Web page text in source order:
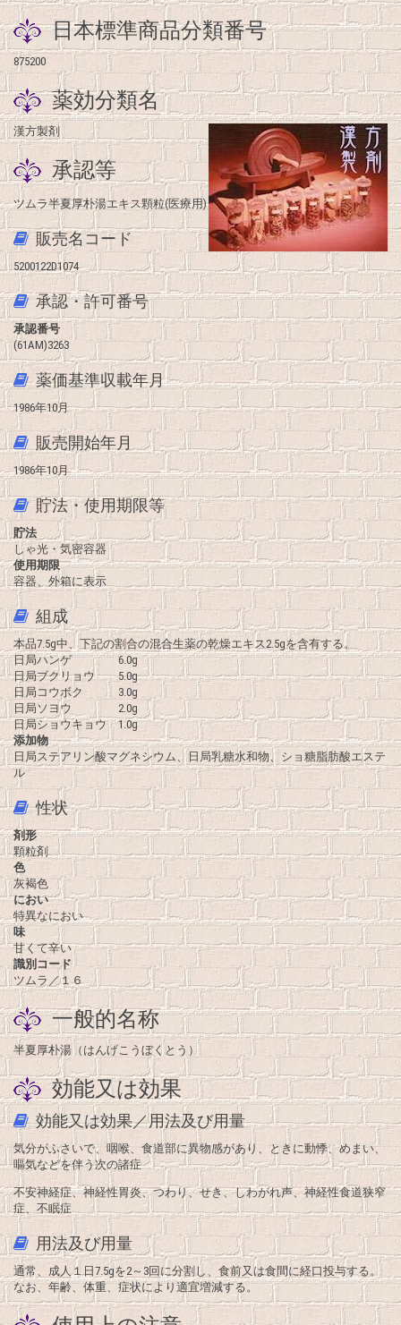
日本標準商品分類番号
875200
薬効分類名
漢方製剤
承認等
ツムラ半夏厚朴湯エキス顆粒(医療用)
販売名コード
5200122D1074
承認・許可番号
承認番号
(61AM)3263
薬価基準収載年月
1986年10月
販売開始年月
1986年10月
貯法・使用期限等
貯法
しゃ光・気密容器
使用期限
容器、外箱に表示
組成
本品7.5g中、下記の割合の混合生薬の乾燥エキス2.5gを含有する。
日局ハンゲ 6.0g
日局ブクリョウ 5.0g
日局コウボク 3.0g
日局ソヨウ 2.0g
日局ショウキョウ 1.0g
添加物
日局ステアリン酸マグネシウム、日局乳糖水和物、ショ糖脂肪酸エステ
ル
性状
剤形
顆粒剤
色
灰褐色
におい
特異なにおい
味
甘くて辛い
識別コード
ツムラ／１６
一般的名称
半夏厚朴湯（はんげこうぼくとう）
効能又は効果
効能又は効果／用法及び用量
気分がふさいで、咽喉、食道部に異物感があり、ときに動悸、めまい、
嘔気などを伴う次の諸症
不安神経症、神経性胃炎、つわり、せき、しわがれ声、神経性食道狭窄
症、不眠症
用法及び用量
通常、成人１日7.5gを2～3回に分割し、食前又は食間に経口投与する。
なお、年齢、体重、症状により適宜増減する。